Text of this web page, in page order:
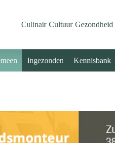
Culinair Cultuur Gezondheid
Ingezonden Kennisbank